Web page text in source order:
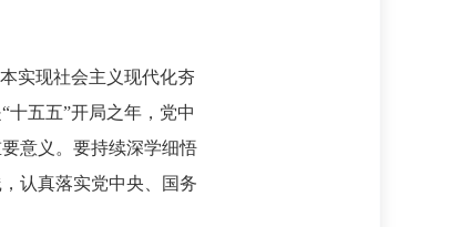
实现社会主义现代化夯
五五”开局之年，党中
意义。要持续深学细悟
认真落实党中央、国务